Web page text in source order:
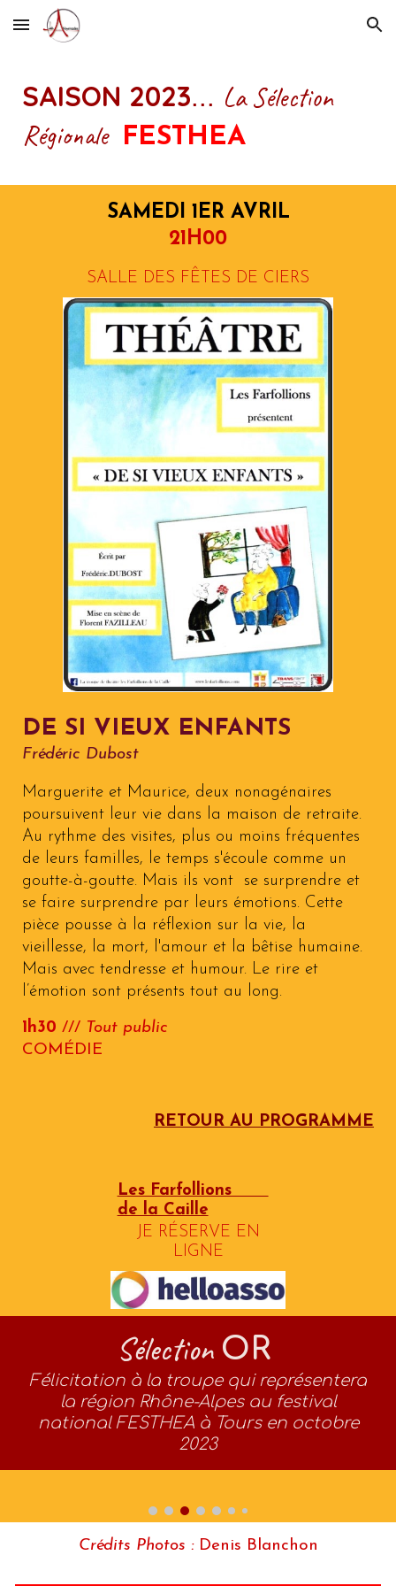
Skip to main content Skip to navigation
SAISON 2023... La Sélection
Régionale FESTHEA
SAMEDI 1ER AVRIL
21H00
SALLE DES FÊTES DE CIERS
DE SI VIEUX ENFANTS
Frédéric Dubost
Marguerite et Maurice, deux nonagénaires
poursuivent leur vie dans la maison de retraite.
Au rythme des visites, plus ou moins fréquentes
de leurs familles, le temps s'écoule comme un
goutte-à-goutte. Mais ils vont se surprendre et
se faire surprendre par leurs émotions. Cette
pièce pousse à la réflexion sur la vie, la
vieillesse, la mort, l'amour et la bêtise humaine.
Mais avec tendresse et humour. Le rire et
l’émotion sont présents tout au long.
1h30 /// Tout public
COMÉDIE
RETOUR AU PROGRAMME
Les Farfollions
de la Caille
JE RÉSERVE EN
LIGNE
Sélection OR
Félicitation à la troupe qui représentera
la région Rhône-Alpes au festival
national FESTHEA à Tours en octobre
2023
Crédits Photos :Denis Blanchon